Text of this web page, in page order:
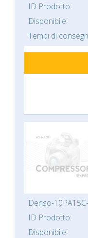
ID Prodotto:
Disponibile:
Tempi di
Denso-
ID Prodotto:
Disponibile: